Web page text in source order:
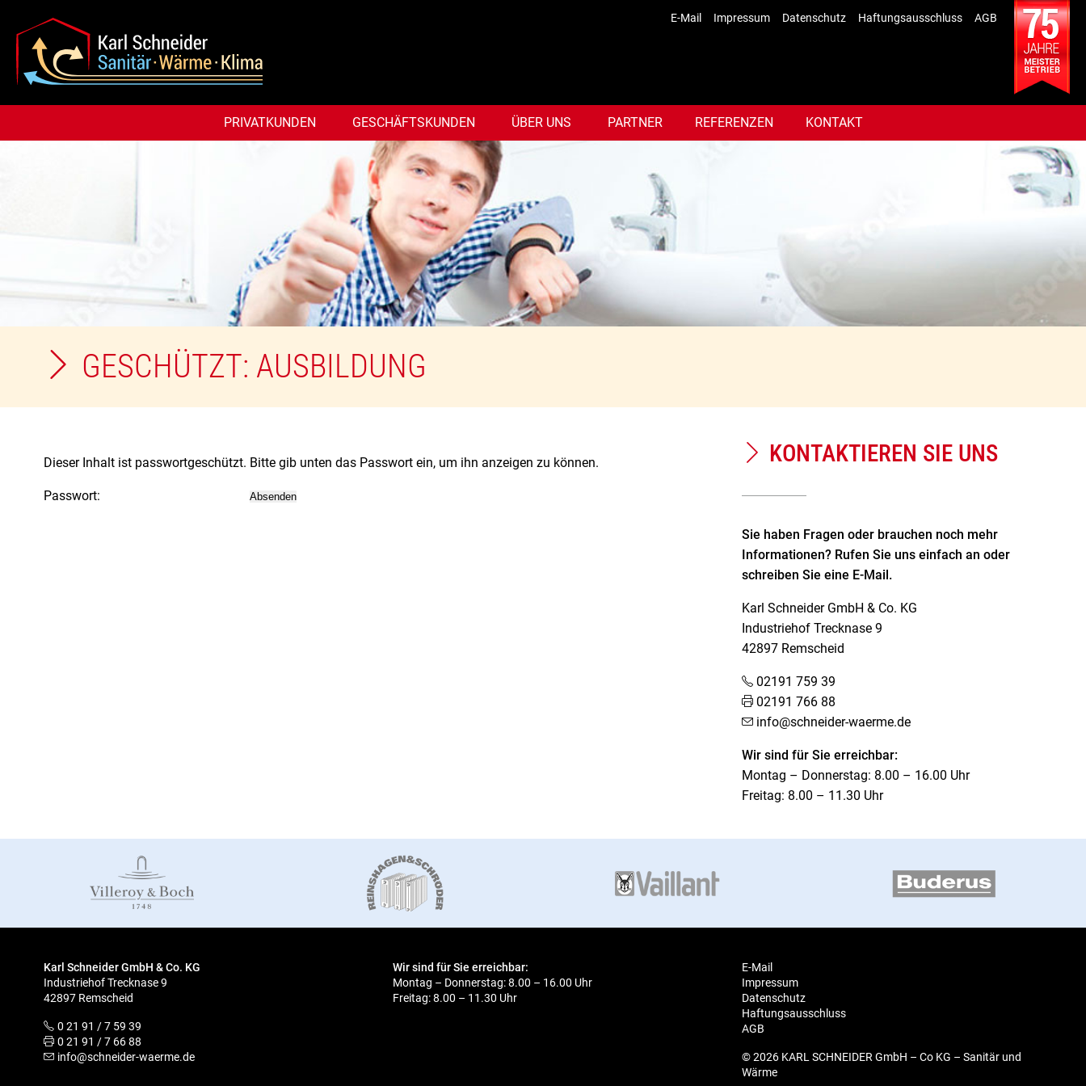
E-Mail Impressum Datenschutz Haftungsausschluss AGB
PRIVATKUNDEN GESCHÄFTSKUNDEN ÜBER UNS PARTNER REFERENZEN KONTAKT
GESCHÜTZT: AUSBILDUNG
Dieser Inhalt ist passwortgeschützt. Bitte gib unten das Passwort ein, um ihn anzeigen zu können.
Passwort:
KONTAKTIEREN SIE UNS
Sie haben Fragen oder brauchen noch mehr
Informationen? Rufen Sie uns einfach an oder
schreiben Sie eine E-Mail.
Karl Schneider GmbH & Co. KG
Industriehof Trecknase 9
42897 Remscheid
02191 759 39
02191 766 88
info@schneider-waerme.de
Wir sind für Sie erreichbar:
Montag – Donnerstag: 8.00 – 16.00 Uhr
Freitag: 8.00 – 11.30 Uhr
Karl Schneider GmbH & Co. KG
Industriehof Trecknase 9
42897 Remscheid
0 21 91 / 7 59 39
0 21 91 / 7 66 88
info@schneider-waerme.de
Wir sind für Sie erreichbar:
Montag – Donnerstag: 8.00 – 16.00 Uhr
Freitag: 8.00 – 11.30 Uhr
E-Mail
Impressum
Datenschutz
Haftungsausschluss
AGB
© 2026 KARL SCHNEIDER GmbH – Co KG – Sanitär und
Wärme